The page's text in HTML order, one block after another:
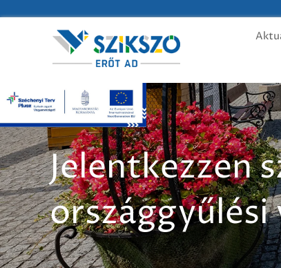
Jelentkezzen